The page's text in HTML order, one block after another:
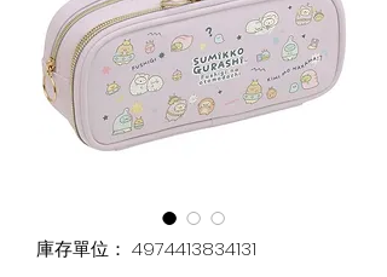
庫存單位： 4974413834131